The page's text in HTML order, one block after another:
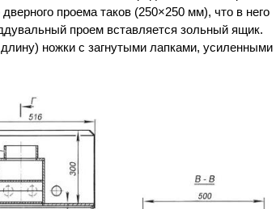
проема таков (250×250 мм), что в него
проем вставляется зольный ящик.
ножки с загнутыми лапками, усиленными